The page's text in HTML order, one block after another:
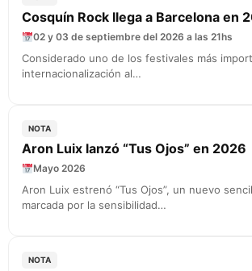
Cosquín Rock llega a Barcelona en
02 y 03 de septiembre del 2026 a las 21hs
Considerado uno de los festivales más
internacionalización al…
NOTA
Aron Luix lanzó “Tus Ojos” en 2026
Mayo 2026
Aron Luix estrenó “Tus Ojos”, un nuevo
marcada por la sensibilidad…
NOTA